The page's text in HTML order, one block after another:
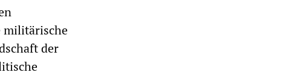
militärische
der